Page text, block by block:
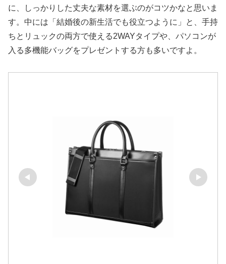
に、しっかりした丈夫な素材を選ぶのがコツかなと思いま
す。中には「結婚後の新生活でも役立つように」と、手持
ちとリュックの両方で使える2WAYタイプや、パソコンが
入る多機能バッグをプレゼントする方も多いですよ。